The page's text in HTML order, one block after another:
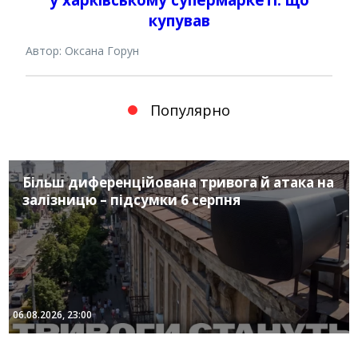
купував
Автор: Оксана Горун
Популярно
Більш диференційована тривога й атака на
залізницю – підсумки 6 серпня
06.08.2026, 23:00